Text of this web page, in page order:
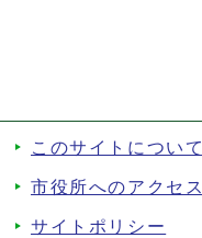
このサイトについて
市役所へのアクセス
サイトポリシー